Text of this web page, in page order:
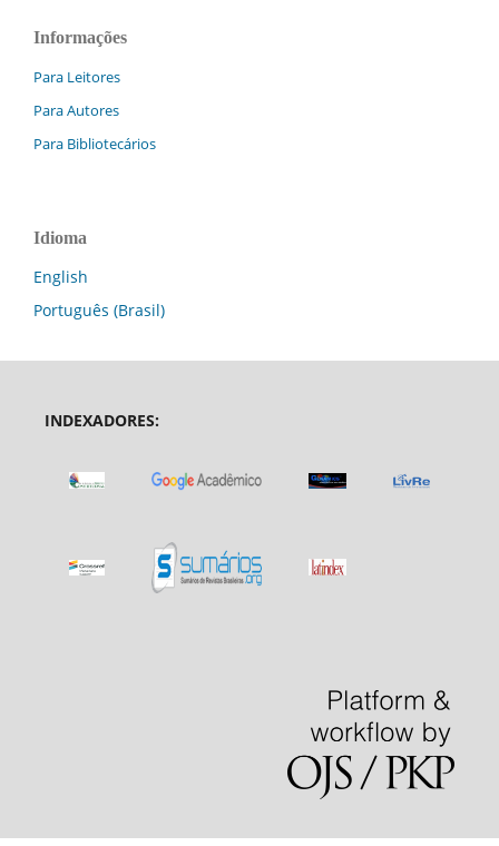
Informações
Para Leitores
Para Autores
Para Bibliotecários
Idioma
English
Português (Brasil)
INDEXADORES: